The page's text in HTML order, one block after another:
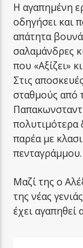
Η αγαπημένη
οδηγήσει και
απάτητα
σαλαμάνδρες
που «Αξίζει»
Στις
σταθμούς από
πολυτιμότερα
παρέα με
πενταγράμμου.
Μαζί της ο
της νέας
έχει αγαπηθεί